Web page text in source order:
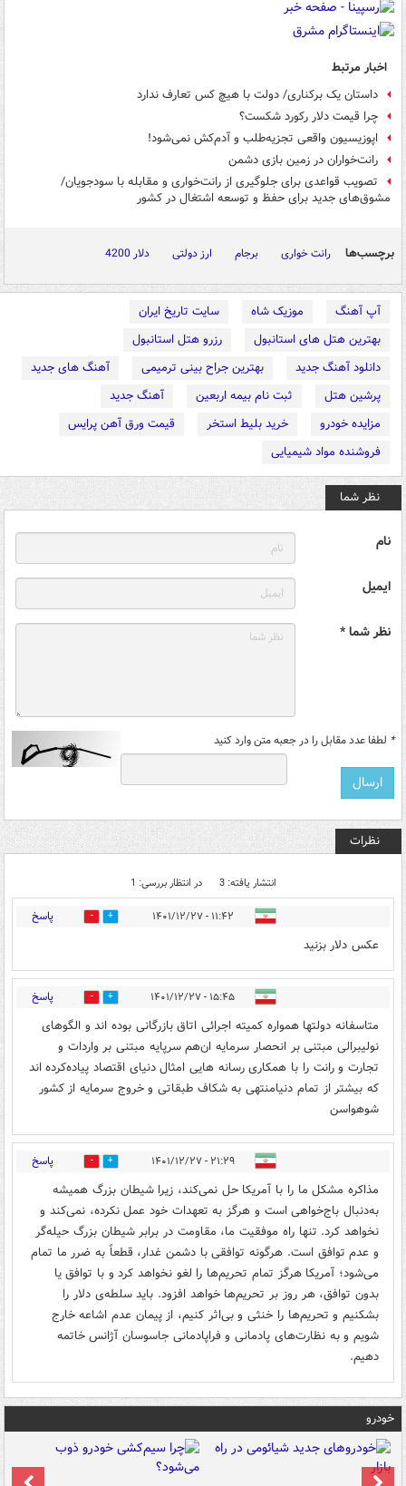
اخبار مرتبط
داستان یک برکناری/ دولت با هیچ کس تعارف ندارد
چرا قیمت دلار رکورد شکست؟
اپوزیسیون واقعی تجزیه‌طلب و آدم‌کش نمی‌شود!
رانت‌خواران در زمین بازی دشمن
تصویب قواعدی برای جلوگیری از رانت‌خواری و مقابله با سودجویان/
مشوق‌های جدید برای حفظ و توسعه اشتغال در کشور
برچسب‌ها رانت خواری برجام ارز دولتی دلار 4200
آپ آهنگ موزیک شاه
سایت تاریخ ایران
بهترین هتل های استانبول
رزرو هتل استانبول
دانلود آهنگ جدید
بهترین جراح بینی ترمیمی
آهنگ های جدید
پرشین هتل
ثبت نام بیمه اربعین
آهنگ جدید
مزایده خودرو
خرید بلیط استخر
قیمت ورق آهن پرایس
فروشنده مواد شیمیایی
نظر شما
نام
ایمیل
نظر شما *
* لطفا عدد مقابل را در جعبه متن وارد کنید
نظرات
انتشار یافته: 3 در انتظار بررسی: 1
۱۱:۴۲ - ۱۴۰۱/۱۲/۲۷ 0 پاسخ
عکس دلار بزنید
۱۵:۴۵ - ۱۴۰۱/۱۲/۲۷ 1 پاسخ
متاسفانه دولتها همواره کمیته اجرائی اتاق بازرگانی بوده اند و الگوهای
نولیبرالی مبتنی بر انحصار سرمایه ان‌هم سرپایه مبتنی بر واردات و
تجارت و رانت را با همکاری رسانه هایی امثال دنیای اقتصاد پیاده‌کرده اند
که بیشتر از تمام دنیا‌منتهی به شکاف طبقاتی و خروج سرمایه از کشور
شوهواسن
۲۱:۲۹ - ۱۴۰۱/۱۲/۲۷ 3 پاسخ
مذاکره مشکل ما را با آمریکا حل نمی‌کند، زیرا شیطان بزرگ همیشه
به‌دنبال باج‌خواهی است و هرگز به تعهدات خود عمل نکرده، نمی‌کند و
نخواهد کرد. تنها راه موفقیت ما، مقاومت در برابر شیطان بزرگ حیله‌گر
و عدم توافق است. هرگونه توافقی با دشمن غدار، قطعاً به ضرر ما تمام
می‌شود؛ آمریکا هرگز تمام تحریم‌ها را لغو نخواهد کرد و با توافق یا
بدون توافق، هر روز بر تحریم‌ها خواهد افزود. باید سلطه‌ی دلار را
بشکنیم و تحریم‌ها را خنثی و بی‌اثر کنیم، از پیمان عدم اشاعه خارج
شویم و به نظارت‌های پادمانی و فراپادمانی جاسوسان آژانس خاتمه
دهیم.
خودرو